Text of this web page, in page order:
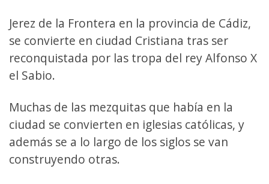
Jerez de la Frontera en la provincia de Cádiz,
se convierte en ciudad Cristiana tras ser
reconquistada por las tropa del rey Alfonso X
el Sabio.
Muchas de las mezquitas que había en la
ciudad se convierten en iglesias católicas, y
además se a lo largo de los siglos se van
construyendo otras.